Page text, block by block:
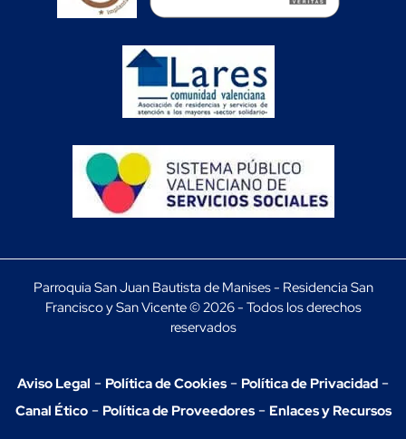
Parroquia San Juan Bautista de Manises - Residencia San
Francisco y San Vicente © 2026 - Todos los derechos
reservados
Aviso Legal - Política de Cookies- Política de Privacidad -
Canal Ético- Política de Proveedores- Enlaces y Recursos